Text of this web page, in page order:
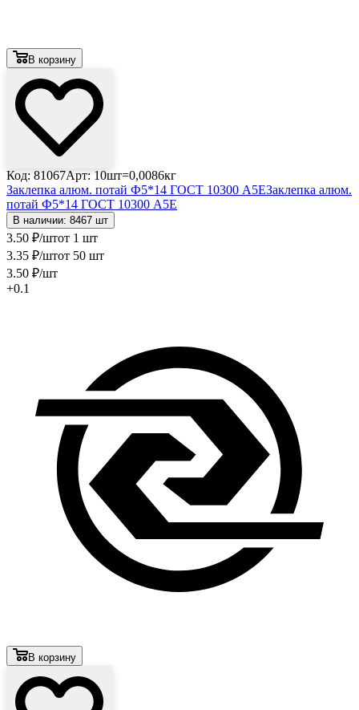
В корзину
Код: 81067Арт: 10шт=0,0086кг
Заклепка алюм. потай Ф5*14 ГОСТ 10300 А5ЕЗаклепка алюм.
потай Ф5*14 ГОСТ 10300 А5Е
В наличии: 8467 шт
3.50 ₽/штот 1 шт
3.35 ₽/штот 50 шт
3.50 ₽/шт
+0.1
В корзину